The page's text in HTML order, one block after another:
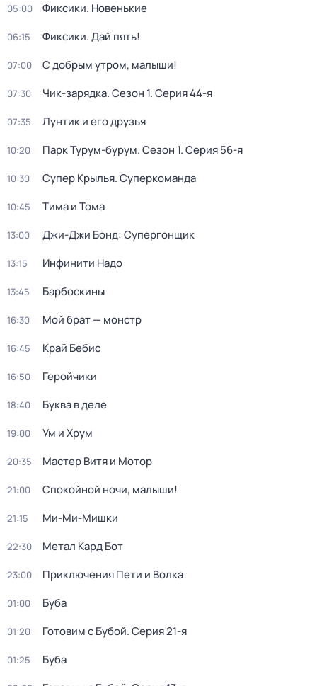
05:00 Фиксики. Новенькие
06:15 Фиксики. Дай пять!
07:00 С добрым утром, малыши!
07:30 Чик-зарядка. Сезон 1. Серия 44-я
07:35 Лунтик и его друзья
10:20 Парк Турум-бурум. Сезон 1. Серия 56-я
10:30 Супер Крылья. Суперкоманда
10:45 Тима и Тома
13:00 Джи-Джи Бонд: Супергонщик
13:15 Инфинити Надо
13:45 Барбоскины
16:30 Мой брат — монстр
16:45 Край Бебис
16:50 Геройчики
18:40 Буква в деле
19:00 Ум и Хрум
20:35 Мастер Витя и Мотор
21:00 Спокойной ночи, малыши!
21:15 Ми-Ми-Мишки
22:30 Метал Кард Бот
23:00 Приключения Пети и Волка
01:00 Буба
01:20 Готовим с Бубой. Серия 21-я
01:25 Буба